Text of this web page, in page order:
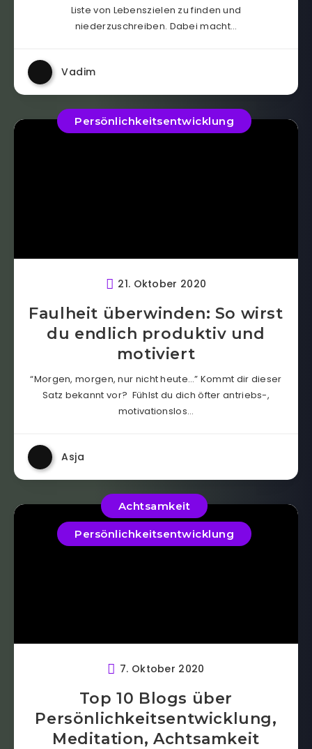
Liste von Lebenszielen zu finden und
niederzuschreiben. Dabei macht…
Vadim
Persönlichkeitsentwicklung
21. Oktober 2020
Faulheit überwinden: So wirst
du endlich produktiv und
motiviert
“Morgen, morgen, nur nicht heute…” Kommt dir dieser
Satz bekannt vor? Fühlst du dich öfter antriebs-,
motivationslos…
Asja
Achtsamkeit
Persönlichkeitsentwicklung
7. Oktober 2020
Top 10 Blogs über
Persönlichkeitsentwicklung,
Meditation, Achtsamkeit